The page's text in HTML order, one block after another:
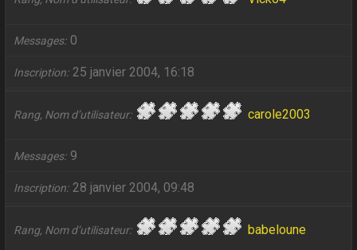
Messages 0
Inscription 25 janvier 2004, 16:18
Rang, Nom d’utilisateur carole2003
Messages 9
Inscription 28 janvier 2004, 09:48
Rang, Nom d’utilisateur babeloune